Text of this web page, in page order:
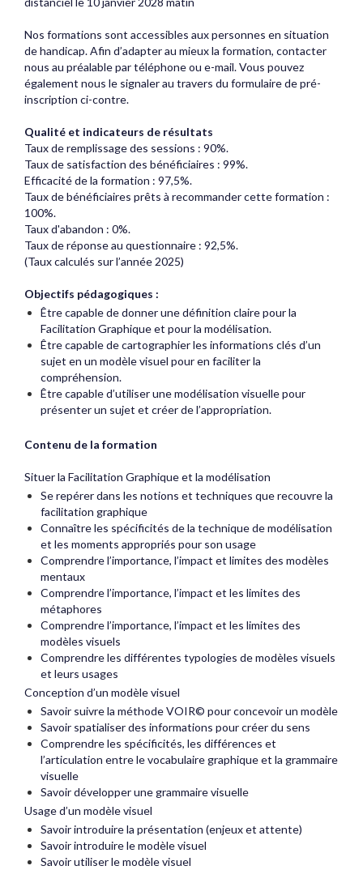
Nos formations sont accessibles aux personnes en situation
de handicap. Afin d’adapter au mieux la formation, contacter
nous au préalable par téléphone ou e-mail. Vous pouvez
également nous le signaler au travers du formulaire de pré-
inscription ci-contre.
Qualité et indicateurs de résultats
Taux de remplissage des sessions : 90%.
Taux de satisfaction des bénéficiaires : 99%.
Efficacité de la formation : 97,5%.
Taux de bénéficiaires prêts à recommander cette formation :
100%.
Taux d'abandon : 0%.
Taux de réponse au questionnaire : 92,5%.
(Taux calculés sur l’année 2025)
Objectifs pédagogiques :
Être capable de donner une définition claire pour la
Facilitation Graphique et pour la modélisation.
Être capable de cartographier les informations clés d’un
sujet en un modèle visuel pour en faciliter la
compréhension.
Être capable d’utiliser une modélisation visuelle pour
présenter un sujet et créer de l’appropriation.
Contenu de la formation
Situer la Facilitation Graphique et la modélisation
Se repérer dans les notions et techniques que recouvre la
facilitation graphique
Connaître les spécificités de la technique de modélisation
et les moments appropriés pour son usage
Comprendre l’importance, l’impact et limites des modèles
mentaux
Comprendre l’importance, l’impact et les limites des
métaphores
Comprendre l’importance, l’impact et les limites des
modèles visuels
Comprendre les différentes typologies de modèles visuels
et leurs usages
Conception d’un modèle visuel
Savoir suivre la méthode VOIR© pour concevoir un modèle
Savoir spatialiser des informations pour créer du sens
Comprendre les spécificités, les différences et
l’articulation entre le vocabulaire graphique et la grammaire
visuelle
Savoir développer une grammaire visuelle
Usage d’un modèle visuel
Savoir introduire la présentation (enjeux et attente)
Savoir introduire le modèle visuel
Savoir utiliser le modèle visuel